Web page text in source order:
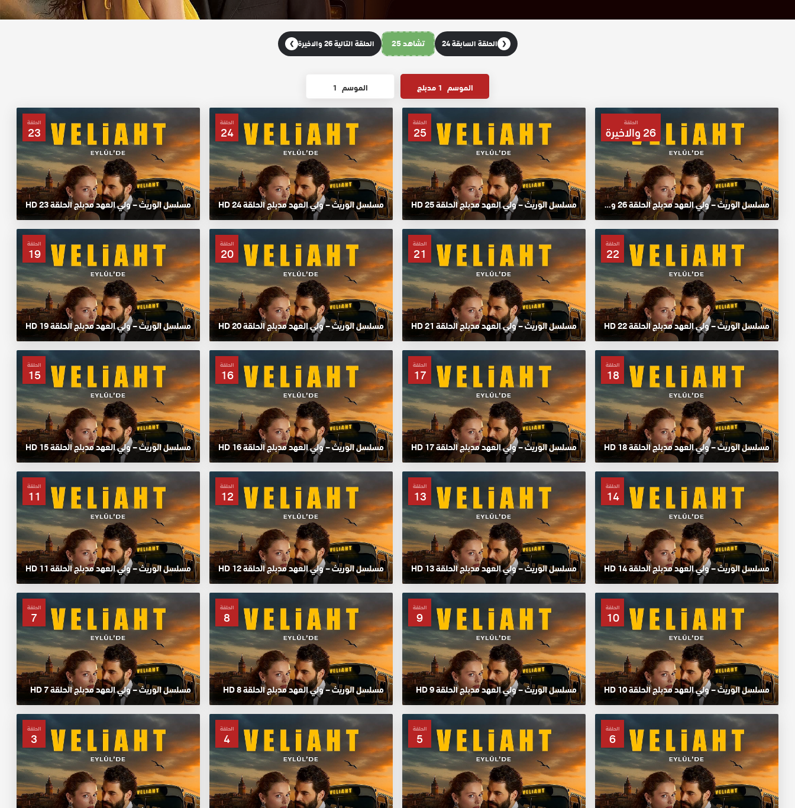
❮ الحلقة السابقة 24 تشاهد 25 الحلقة التالية 26 والاخيرة ❯
الموسم 1 مدبلج الموسم 1
الحلقة
26 والاخيرة
مسلسل الوريث – ولي العهد مدبلج الحلقة 26 والاخيرة HD
الحلقة
25
مسلسل الوريث – ولي العهد مدبلج الحلقة 25 HD
الحلقة
24
مسلسل الوريث – ولي العهد مدبلج الحلقة 24 HD
الحلقة
23
مسلسل الوريث – ولي العهد مدبلج الحلقة 23 HD
الحلقة
22
مسلسل الوريث – ولي العهد مدبلج الحلقة 22 HD
الحلقة
21
مسلسل الوريث – ولي العهد مدبلج الحلقة 21 HD
الحلقة
20
مسلسل الوريث – ولي العهد مدبلج الحلقة 20 HD
الحلقة
19
مسلسل الوريث – ولي العهد مدبلج الحلقة 19 HD
الحلقة
18
مسلسل الوريث – ولي العهد مدبلج الحلقة 18 HD
الحلقة
17
مسلسل الوريث – ولي العهد مدبلج الحلقة 17 HD
الحلقة
16
مسلسل الوريث – ولي العهد مدبلج الحلقة 16 HD
الحلقة
15
مسلسل الوريث – ولي العهد مدبلج الحلقة 15 HD
الحلقة
14
مسلسل الوريث – ولي العهد مدبلج الحلقة 14 HD
الحلقة
13
مسلسل الوريث – ولي العهد مدبلج الحلقة 13 HD
الحلقة
12
مسلسل الوريث – ولي العهد مدبلج الحلقة 12 HD
الحلقة
11
مسلسل الوريث – ولي العهد مدبلج الحلقة 11 HD
الحلقة
10
مسلسل الوريث – ولي العهد مدبلج الحلقة 10 HD
الحلقة
9
مسلسل الوريث – ولي العهد مدبلج الحلقة 9 HD
الحلقة
8
مسلسل الوريث – ولي العهد مدبلج الحلقة 8 HD
الحلقة
7
مسلسل الوريث – ولي العهد مدبلج الحلقة 7 HD
الحلقة
6
الحلقة
5
الحلقة
4
الحلقة
3